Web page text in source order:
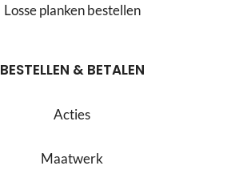
Losse planken bestellen
BESTELLEN & BETALEN
Acties
Maatwerk